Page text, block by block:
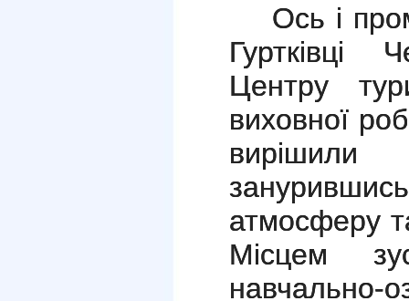
Ось і
Гуртківці
Центру
виховної
вирішили
атмосферу
Місцем
навчально-